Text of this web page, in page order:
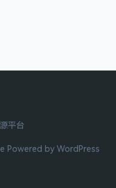
平台
Powered by WordPress